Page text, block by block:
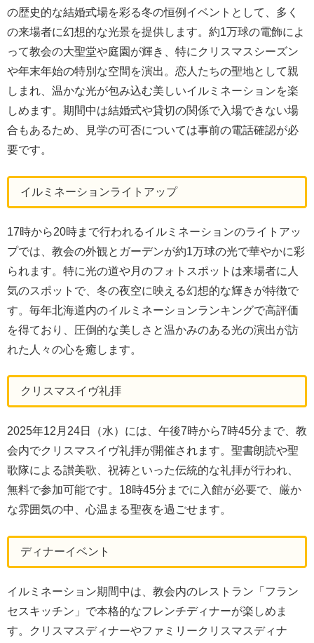
の歴史的な結婚式場を彩る冬の恒例イベントとして、多く
の来場者に幻想的な光景を提供します。約1万球の電飾によ
って教会の大聖堂や庭園が輝き、特にクリスマスシーズン
や年末年始の特別な空間を演出。恋人たちの聖地として親
しまれ、温かな光が包み込む美しいイルミネーションを楽
しめます。期間中は結婚式や貸切の関係で入場できない場
合もあるため、見学の可否については事前の電話確認が必
要です。
イルミネーションライトアップ
17時から20時まで行われるイルミネーションのライトアッ
プでは、教会の外観とガーデンが約1万球の光で華やかに彩
られます。特に光の道や月のフォトスポットは来場者に人
気のスポットで、冬の夜空に映える幻想的な輝きが特徴で
す。毎年北海道内のイルミネーションランキングで高評価
を得ており、圧倒的な美しさと温かみのある光の演出が訪
れた人々の心を癒します。
クリスマスイヴ礼拝
2025年12月24日（水）には、午後7時から7時45分まで、教
会内でクリスマスイヴ礼拝が開催されます。聖書朗読や聖
歌隊による讃美歌、祝祷といった伝統的な礼拝が行われ、
無料で参加可能です。18時45分までに入館が必要で、厳か
な雰囲気の中、心温まる聖夜を過ごせます。
ディナーイベント
イルミネーション期間中は、教会内のレストラン「フラン
セスキッチン」で本格的なフレンチディナーが楽しめま
す。クリスマスディナーやファミリークリスマスディナ